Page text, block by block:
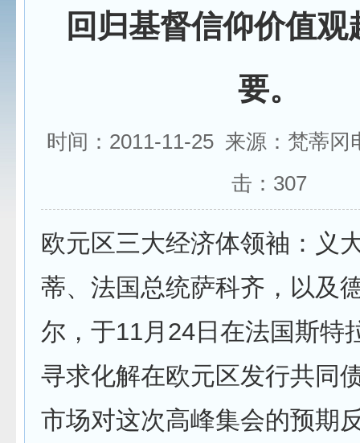
回归基督信仰价值观
要。
时间：2011-11-25 来源：梵蒂
击： 307
欧元区三大经济体领袖：义
蒂、法国总统萨科齐，以及
尔，于11月24日在法国斯特
寻求化解在欧元区发行共同
市场对这次高峰集会的预期